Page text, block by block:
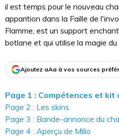
il est temps pour le nouveau
apparition dans la Faille de
Flamme, est un support
botlane et qui utilise la magie
Ajoutez aAa à vos sources
Page 1 : Compétences et kit
Page 2 : Les skins
Page 3 : Bande-annonce du
Page 4 : Aperçu de Milio